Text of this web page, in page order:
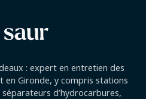
: expert en entretien des
en Gironde, y compris stations
d’hydrocarbures,